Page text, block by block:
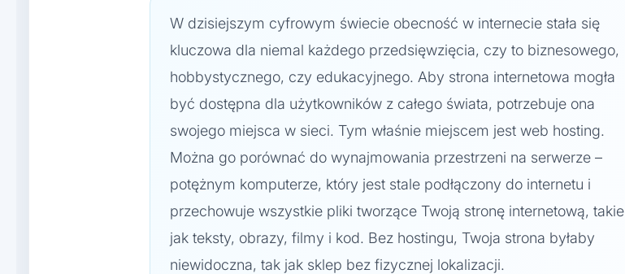
W dzisiejszym cyfrowym świecie obecność w internecie stała się
kluczowa dla niemal każdego przedsięwzięcia, czy to biznesowego,
hobbystycznego, czy edukacyjnego. Aby strona internetowa mogła
być dostępna dla użytkowników z całego świata, potrzebuje ona
swojego miejsca w sieci. Tym właśnie miejscem jest web hosting.
Można go porównać do wynajmowania przestrzeni na serwerze –
potężnym komputerze, który jest stale podłączony do internetu i
przechowuje wszystkie pliki tworzące Twoją stronę internetową, takie
jak teksty, obrazy, filmy i kod. Bez hostingu, Twoja strona byłaby
niewidoczna, tak jak sklep bez fizycznej lokalizacji.